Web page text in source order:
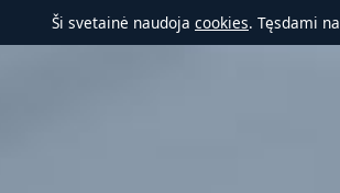
Ši svetainė naudoja cookies. Tęsdami